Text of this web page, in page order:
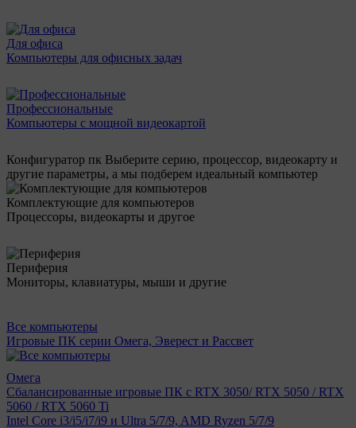
Для офиса
Компьютеры для офисных задач
Профессиональные
Компьютеры с мощной видеокартой
Конфигуратор пк Выберите серию, процессор, видеокарту и
другие параметры, а мы подберем идеальный компьютер
Комплектующие для компьютеров
Процессоры, видеокарты и другое
Периферия
Мониторы, клавиатуры, мыши и другие
Все компьютеры
Игровые ПК серии Омега, Эверест и Рассвет
Омега
Сбалансированные игровые ПК с RTX 3050/ RTX 5050 / RTX
5060 / RTX 5060 Ti
Intel Core i3/i5/i7/i9 и Ultra 5/7/9, AMD Ryzen 5/7/9